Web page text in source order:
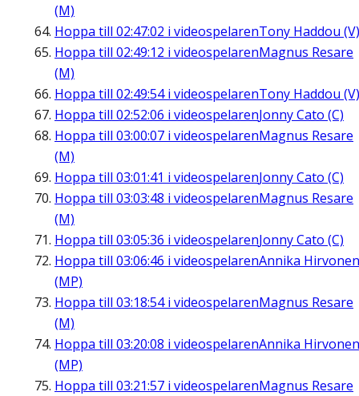
(M)
Hoppa till 02:47:02 i videospelarenTony Haddou (V)
Hoppa till 02:49:12 i videospelarenMagnus Resare
(M)
Hoppa till 02:49:54i videospelarenTony Haddou (V)
Hoppa till 02:52:06 i videospelarenJonny Cato (C)
Hoppa till 03:00:07 i videospelarenMagnus Resare
(M)
Hoppa till 03:01:41 i videospelarenJonny Cato (C)
Hoppa till 03:03:48 i videospelarenMagnus Resare
(M)
Hoppa till 03:05:36 i videospelarenJonny Cato (C)
Hoppa till 03:06:46 i videospelarenAnnika Hirvonen
(MP)
Hoppa till 03:18:54i videospelarenMagnus Resare
(M)
Hoppa till 03:20:08 i videospelarenAnnika Hirvonen
(MP)
Hoppa till 03:21:57 i videospelarenMagnus Resare